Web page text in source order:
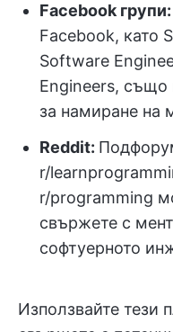
Facebook групи:
Facebook, като
Software
Engineers, също
за намиране на
Reddit:
r/
r/programming
свържете с
софтуерното
Използвайте тези